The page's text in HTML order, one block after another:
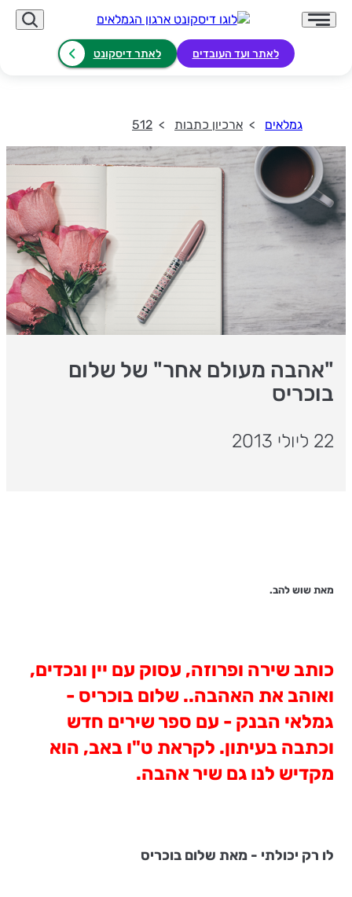
לאתר ועד העובדים לאתר דיסקונט
גמלאים ארכיון כתבות 512
"אהבה מעולם אחר" של שלום
בוכריס
22 ליולי 2013
מאת שוש להב.
כותב שירה ופרוזה, עסוק עם יין ונכדים,
ואוהב את האהבה.. שלום בוכריס -
גמלאי הבנק - עם ספר שירים חדש
וכתבה בעיתון. לקראת ט"ו באב, הוא
מקדיש לנו גם שיר אהבה.
לו רק יכולתי - מאת שלום בוכריס